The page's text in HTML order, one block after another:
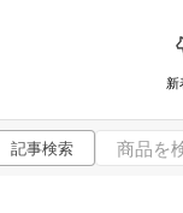
新
記事検索